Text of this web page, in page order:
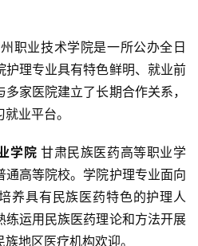
职业技术学院是一所公办全日
护理专业具有特色鲜明、就业前
家医院建立了长期合作关系，
业平台。
学院 甘肃民族医药高等职业学
通高等院校。学院护理专业面向
养具有民族医药特色的护理人
练运用民族医药理论和方法开展
地区医疗机构欢迎。